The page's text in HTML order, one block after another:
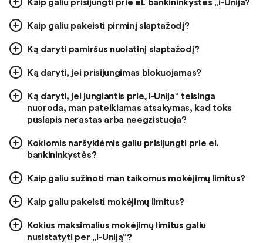
Kaip galiu pakeisti pirminį slaptažodį?
Ką daryti pamiršus nuolatinį slaptažodį?
Ką daryti, jei prisijungimas blokuojamas?
Ką daryti, jei jungiantis prie„i-Unija“ teisinga
nuoroda, man pateikiamas atsakymas, kad toks
puslapis nerastas arba neegzistuoja?
Kokiomis naršyklėmis galiu prisijungti prie el.
bankininkystės?
Kaip galiu sužinoti man taikomus mokėjimų limitus?
Kaip galiu pakeisti mokėjimų limitus?
Kokius maksimalius mokėjimų limitus galiu
nusistatyti per „i-Uniją“?